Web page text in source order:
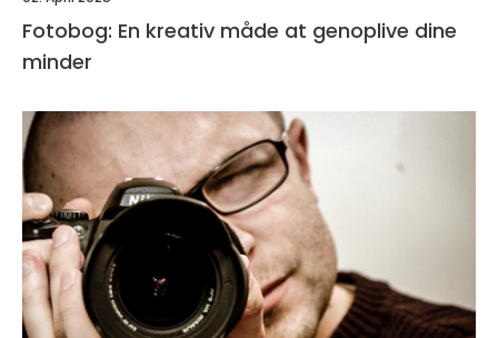
Fotobog: En kreativ måde at genoplive dine
minder